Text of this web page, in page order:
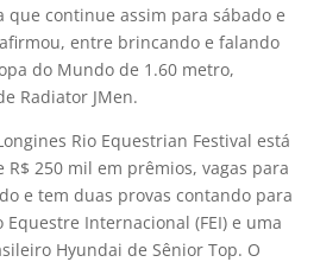
que continue assim para sábado e
entre brincando e falando
do Mundo de 1.60 metro,
Radiator JMen.
Rio Equestrian Festival está
250 mil em prêmios, vagas para
e tem duas provas contando para
Equestre Internacional (FEI) e uma
Hyundai de Sênior Top. O